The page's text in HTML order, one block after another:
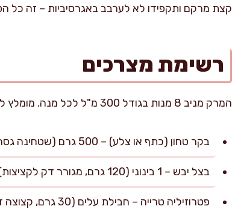
קצת מרקם ותקפידו לא לערבב באגרסיביות – זה כל
רשימת מצרכים
המרק מניב 8 מנות בגודל 300 מ"ל לכל מנה. מומלץ להגיש לצד קוסקוס קלאסי, אך הוא משתלב נהדר גם כמרק ראשי עשיר.
בקר טחון (כתף או צלע) – 500 גרם (שטחינה גסה תעזור לקציצות להישאר עסיסיות)
בצל יבש – 1 בינוני (120 גרם, מגורר דק לקציצות)
פטרוזיליה טרייה – חבילת עלים (30 גרם, קצוצה דק)